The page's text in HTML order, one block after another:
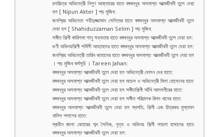
চলচ্চিত্র অভিনেত্রী নিপুণ আক্তারের হাতে বঙ্গবন্ধুর অসমাপ্ত আত্মজীবনী তুলে দেয়া
হল [ Nipun Akter ] পড় মুজিব:
জনপ্রিয় অভিনেতা শহীদুজ্জামান সেলিমের হাতে বঙ্গবন্ধুর অসমাপ্ত আত্মজীবনী তুলে
দেয়া হল [ Shahiduzzaman Selim ] পড় মুজিব:
সঙ্গীত শিল্পী কারিশমা শানু সভ্যতার হাতে বঙ্গবন্ধুর অসমাপ্ত আত্মজীবনী তুলে দেয়া হল:
গুণী অভিনয়শিল্পী শর্মিলী আহমেদের হাতে বঙ্গবন্ধুর অসমাপ্ত আত্মজীবনী তুলে দেয়া হল:
জনপ্রিয় অভিনেত্রী তারিন জাহানের হাতে বঙ্গবন্ধুর অসমাপ্ত আত্মজীবনী তুলে দেয়া হল
। পড় মুজিব কর্মসূচি । Tareen Jahan:
বঙ্গবন্ধুর অসমাপ্ত আত্মজীবনী তুলে দেয়া হল অভিনেত্রী দোলন দের হাতে:
বঙ্গবন্ধুর অসমাপ্ত আত্মজীবনী তুলে দেয়া হল মডেল ও অভিনেত্রী মিলা হোসেনের হাতে
বঙ্গবন্ধুর অসমাপ্ত আত্মজীবনী তুলে দেয়া হল সঙ্গীতশিল্পী আঁখি আলমগীরের হাতে:
বঙ্গবন্ধুর অসমাপ্ত আত্মজীবনী তুলে দেয়া হল সঙ্গীত পরিচালক রিপন খানের হাতে:
বঙ্গবন্ধুর অসমাপ্ত আত্মজীবনী তুলে দেয়া হল স্থপতি, শিল্পী এবং চিত্রকর মুস্তাফা
খালিদ পলাশের হাতে:
স্বাধীন বাংলা বেতারের শব্দ সৈনিক, নৃত্য ও অভিনয় শিল্পী লায়লা হাসানের হাতে
বঙ্গবন্ধুর অসমাপ্ত আত্মজীবনী তুলে দেয়া হল: